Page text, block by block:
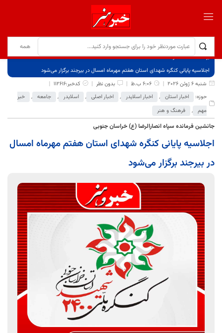
برگ نخست
نوشته‌ها
اجلاسیه پایانی کنگره شهدای استان هفتم مهرماه امسال در بیرجند برگزار می‌شود
شنبه 6 ژوئن 2026
6:06 ب.ظ بدون نظر
کدخبر:112616
حوزه:
اخبار استان , اخبار اسلایدر , اخبار اصلی , اسلایدر , جامعه ,
خبر
مهم , فرهنگ و هنر
جانشین فرمانده سپاه انصارالرضا (ع) خراسان جنوبی
اجلاسیه پایانی کنگره شهدای استان هفتم مهرماه امسال
در بیرجند برگزار می‌شود